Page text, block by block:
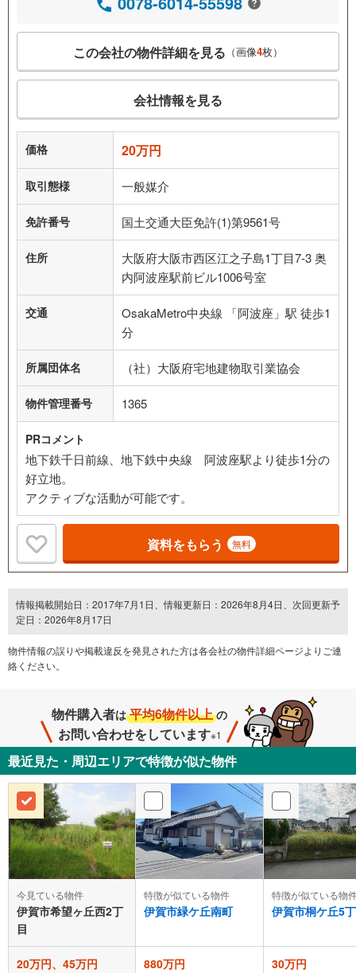
この会社の物件詳細を見る （画像4枚）
会社情報を見る
価格 20万円
取引態様 一般媒介
免許番号 国土交通大臣免許(1)第9561号
住所
大阪府大阪市西区江之子島1丁目7-3 奥
内阿波座駅前ビル1006号室
交通
OsakaMetro中央線 「阿波座」駅 徒歩1
分
所属団体名 （社）大阪府宅地建物取引業協会
物件管理番号 1365
PRコメント
地下鉄千日前線、地下鉄中央線 阿波座駅より徒歩1分の
好立地。
アクティブな活動が可能です。
資料をもらう 無料
情報掲載開始日：2017年7月1日、情報更新日：2026年8月4日、次回更新予
定日：2026年8月17日
物件情報の誤りや掲載違反を発⾒された方は各会社の物件詳細ページよりご連
絡ください。
物件購入者は 平均6物件以上 の
お問い合わせをしています※1
最近見た・周辺エリアで特徴が似た物件
今見ている物件
伊賀市希望ヶ丘西2丁
目
特徴が似ている物件
伊賀市緑ケ丘南町
特徴が似ている物
伊賀市桐ケ丘5
20万円、45万円 880万円 30万円